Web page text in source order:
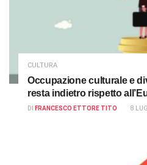
CULTURA
Occupazione culturale e
resta indietro rispetto
DI FRANCESCO ETTORE TITO 8